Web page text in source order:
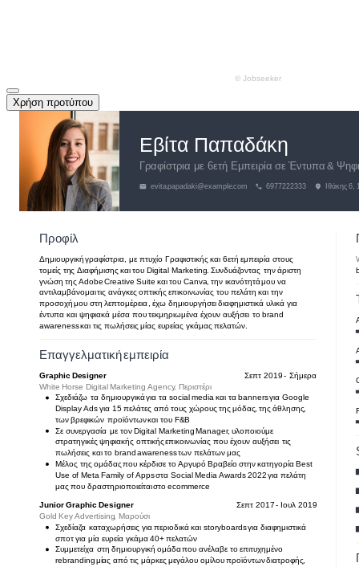
Χρήση προτύπου